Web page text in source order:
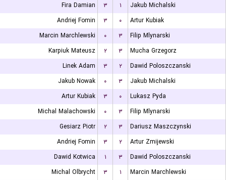
Fira Damian
۳ ۱
Jakub Michalski
Andriej Fomin
۳ ۰
Artur Kubiak
Marcin Marchlewski
۰ ۳
Filip Mlynarski
Karpiuk Mateusz
۲ ۳
Mucha Grzegorz
Linek Adam
۳ ۲
Dawid Poloszczanski
Jakub Nowak
۰ ۳
Jakub Michalski
Artur Kubiak
۳ ۰
Lukasz Pyda
Michal Malachowski
۰ ۳
Filip Mlynarski
Gesiarz Piotr
۲ ۳
Dariusz Maszczynski
Andriej Fomin
۳ ۲
Artur Zmijewski
Dawid Kotwica
۱ ۳
Dawid Poloszczanski
Michal Olbrycht
۳ ۱
Marcin Marchlewski